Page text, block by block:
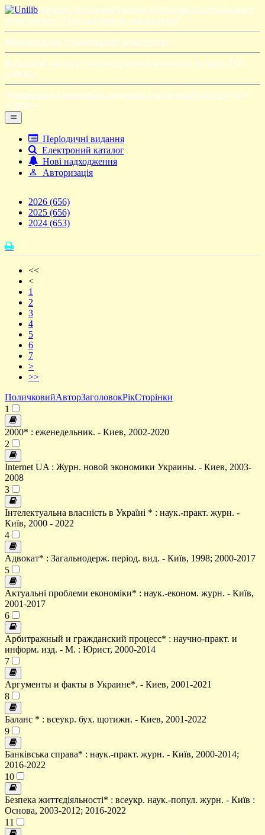
Наукова бібліотекаНаукова бібліотека Національного
університету "Одеська юридична академія"
Міжнародний гуманітарний університет
Київський інститут інтелектуальної власності та права НУ
«ОЮА»
Чернівецький навчально-науковий юридичний інститут НУ
«ОЮА»
Періодичні видання
Електроний каталог
Нові надходження
Авторизація
2026 (656)
2025 (656)
2024 (653)
<<
<
1
2
3
4
5
6
7
>
>>
ПоличковийАвторЗаголовокРікСторінки
1
2000* : еженедельник. - Киев, 2002-2020
2
Internet UA : Журн. новой экономики Украины. - Киев, 2003-
2008
3
Інтелектуальна власність в Україні * : наук.-практ. журн. -
Київ, 2000 - 2022
4
Адвокат* : Загальнодерж. період. вид. - Київ, 1998; 2000-2017
5
Актуальні проблеми економіки* : наук.-економ. журн. - Київ,
2001-2017
6
Арбитражный и гражданский процесс* : научно-практ. и
информ. изд. - М. : Юрист, 2000-2014
7
Аргументы и факты в Украине*. - Киев, 2001-2021
8
Баланс * : всеукр. бух. щотижн. - Киев, 2001-2022
9
Банківська справа* : наук.-практ. журн. - Київ, 2000-2014;
2016-2022
10
Безпека життєдіяльності* : всеукр. наук.-попул. журн. - Київ :
Основа, 2003-2012; 2016-2022
11